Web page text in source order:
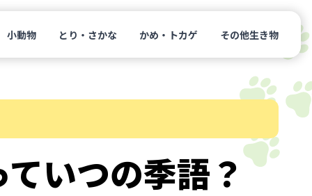
小動物 とり・さかな かめ・トカゲ その他生き物
いつの季語？